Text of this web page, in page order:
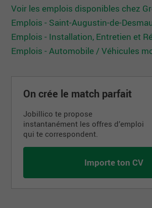
Voir les emplois disponibles chez
Emplois - Saint-Augustin-de-
Emplois - Installation, Entretien et
Emplois - Automobile / Véhicules
On crée le match parfait
Jobillico te propose
instantanément les offres d’emploi
qui te correspondent.
Importe ton CV